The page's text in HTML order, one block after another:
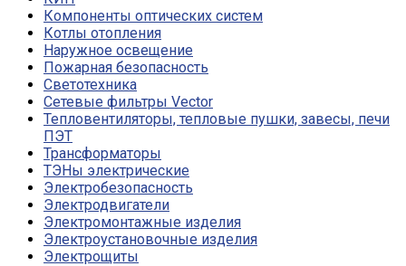
Компоненты оптических систем
Котлы отопления
Наружное освещение
Пожарная безопасность
Светотехника
Сетевые фильтры Vector
Тепловентиляторы, тепловые пушки, завесы, печи
ПЭТ
Трансформаторы
ТЭНы электрические
Электробезопасность
Электродвигатели
Электромонтажные изделия
Электроустановочные изделия
Электрощиты